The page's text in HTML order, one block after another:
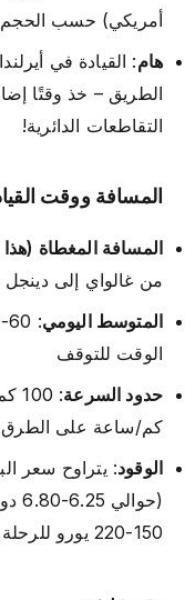
أمريكي) حسب الحجم
هام: القيادة في
الطريق – خذ وقتًا
التقاطعات الدائرية!
المسافة ووقت
المسافة المغطاة
من غالواي إلى دينجل
المتوسط اليومي
الوقت للتوقف
حدود السرعة
كم/ساعة على الطرق الوطنية، 50
الوقود
150-220 يورو للرحلة